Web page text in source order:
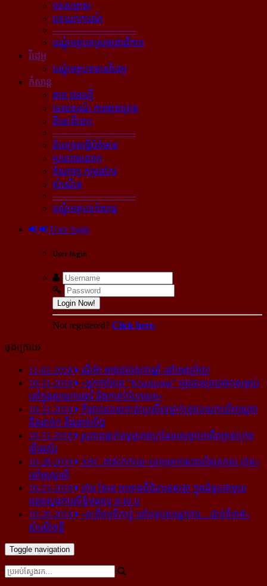
បទសម្ភាស
បទយកការណ៍
----------------------------
បណ្ដុំអត្ថបទស្រាវជ្រាវវិភាគ
វីដេអូ
បណ្ដុំអត្ថបទមានវីដេអូ
កំសាន្ដ
តារា ជនល្បី
ទេសចរណ៍ ការផ្សងព្រេង
ពីនេះពីនោះ
----------------------------
ជ័យគ្រតធ្វើព័ត៌មាន
ប្រលោមលោក
កំណាព្យ កម្រងកែវ
សំណើច
----------------------------
បណ្ដុំអត្ថបទកំសាន្ដ
User login
User login
Login Now!
Not registered? Click here.
ចុងក្រោយ
11-02-2018
ណីម៉ា អាច​ជាប់​គុក​៦ឆ្នាំ នៅ​អេស្ប៉ាញ!
10-31-2018
«អ្នក​កាសែត "Khashoggi" ត្រូវ​បាន​ច្របាច់ក​សម្លាប់​
នៅ​ក្នុង​ស្ថាន​ភារធារី និង​កាត់​បំបែក​សព»
10-31-2018
កីឡាករ​បាល់ទាត់​ប្រេស៊ីល​ម្នាក់​ត្រូវ​បាន​រក​ឃើញ​ស្លាប់​
ជិត​ដាច់ក និង​ដាច់​លិង្គ
10-31-2018
រូបភាព​ធ្លាក់​ឧទ្ធម្ភាគចក្រ​ដែល​សម្លាប់​អតីត​ម្ចាស់​ក្រុម​
ឡីឆេស្ទ័រ
10-28-2018
ABC គាស់​កកាយ​«ទ្រព្យមហាសាល​នៃ​ត្រកូល ហ៊ុន»​
នៅ​អូស្ត្រាលី
10-23-2018
ហ៊ុន សែន អះអាង​ពី​ជំហរ​ខុស​គ្នា ក្នុង​ជំនួប​ជាមួយ​
ឧត្តម​ស្នងការ​សិទ្ធិ​មនុស្ស អ.ស.ប
10-20-2018
«រាត្រីចន្ទទឹកឃ្មុំ នៅបន្ទប់សណ្ឋាគារ... ជាន់ទី៣៥»
សំណើចខ្លី
Toggle navigation